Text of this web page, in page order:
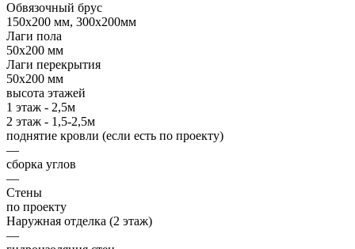
Обвязочный брус
150х200 мм, 300х200мм
Лаги пола
50х200 мм
Лаги перекрытия
50х200 мм
высота этажей
1 этаж - 2,5м
2 этаж - 1,5-2,5м
поднятие кровли (если есть по проекту)
—
сборка углов
—
Стены
по проекту
Наружная отделка (2 этаж)
—